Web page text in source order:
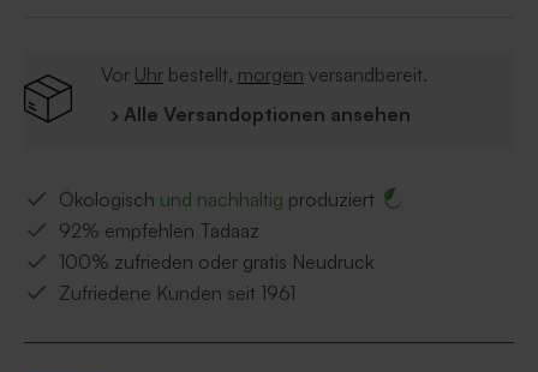
Vor Uhr bestellt, morgen versandbereit.
› Alle Versandoptionen ansehen
Ökologisch und nachhaltig produziert
92% empfehlen Tadaaz
100% zufrieden oder gratis Neudruck
Zufriedene Kunden seit 1961